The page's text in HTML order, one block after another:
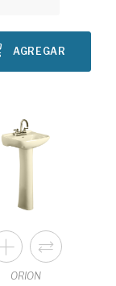
AGREGAR
ORION